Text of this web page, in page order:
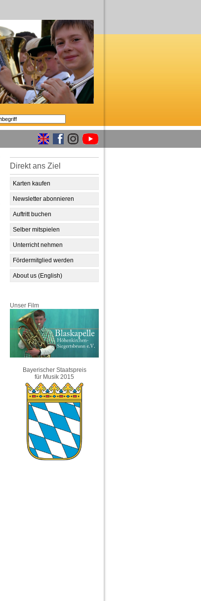
Direkt ans Ziel
Karten kaufen
Newsletter abonnieren
Auftritt buchen
Selber mitspielen
Unterricht nehmen
Fördermitglied werden
About us (English)
Unser Film
Bayerischer Staatspreis
für Musik 2015